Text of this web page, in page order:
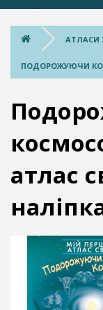
АТЛАСИ
ПОДОРОЖУЮЧИ
атлас